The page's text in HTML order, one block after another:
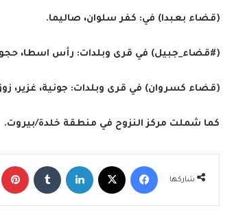
(قضاء بعبدا) في: كفر سلوان، صاليما.
(#قضاء_جبيل) في قرى وبلدات: رأس اسطا،
(قضاء كسروان) في قرى وبلدات: جونية، غزير،
كما شملت مركز النزوح في منطقة خلدة/بيروت.
شاركها